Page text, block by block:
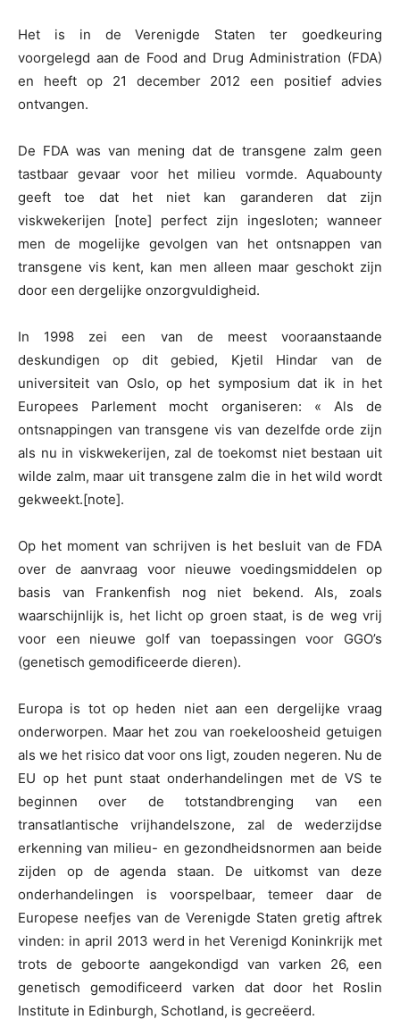
Het is in de Verenigde Staten ter goedkeuring
voorgelegd aan de Food and Drug Administration (FDA)
en heeft op 21 december 2012 een positief advies
ontvangen.
De FDA was van mening dat de transgene zalm geen
tastbaar gevaar voor het milieu vormde. Aquabounty
geeft toe dat het niet kan garanderen dat zijn
viskwekerijen [note] perfect zijn ingesloten; wanneer
men de mogelijke gevolgen van het ontsnappen van
transgene vis kent, kan men alleen maar geschokt zijn
door een dergelijke onzorgvuldigheid.
In 1998 zei een van de meest vooraanstaande
deskundigen op dit gebied, Kjetil Hindar van de
universiteit van Oslo, op het symposium dat ik in het
Europees Parlement mocht organiseren: « Als de
ontsnappingen van transgene vis van dezelfde orde zijn
als nu in viskwekerijen, zal de toekomst niet bestaan uit
wilde zalm, maar uit transgene zalm die in het wild wordt
gekweekt.[note].
Op het moment van schrijven is het besluit van de FDA
over de aanvraag voor nieuwe voedingsmiddelen op
basis van Frankenfish nog niet bekend. Als, zoals
waarschijnlijk is, het licht op groen staat, is de weg vrij
voor een nieuwe golf van toepassingen voor GGO’s
(genetisch gemodificeerde dieren).
Europa is tot op heden niet aan een dergelijke vraag
onderworpen. Maar het zou van roekeloosheid getuigen
als we het risico dat voor ons ligt, zouden negeren. Nu de
EU op het punt staat onderhandelingen met de VS te
beginnen over de totstandbrenging van een
transatlantische vrijhandelszone, zal de wederzijdse
erkenning van milieu- en gezondheidsnormen aan beide
zijden op de agenda staan. De uitkomst van deze
onderhandelingen is voorspelbaar, temeer daar de
Europese neefjes van de Verenigde Staten gretig aftrek
vinden: in april 2013 werd in het Verenigd Koninkrijk met
trots de geboorte aangekondigd van varken 26, een
genetisch gemodificeerd varken dat door het Roslin
Institute in Edinburgh, Schotland, is gecreëerd.